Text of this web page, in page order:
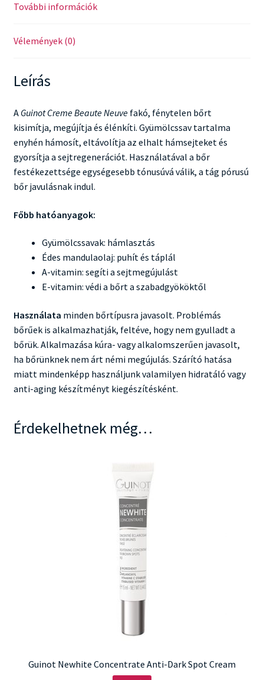
További információk
Vélemények (0)
Leírás
A Guinot Creme Beaute Neuvefakó, fénytelen bőrt
kisimítja, megújítja és élénkíti. Gyümölcssav tartalma
enyhén hámosít, eltávolítja az elhalt hámsejteket és
gyorsítja a sejtregenerációt. Használatával a bőr
festékezettsége egységesebb tónusúvá válik, a tág pórusú
bőr javulásnak indul.
Főbb hatóanyagok:
Gyümölcssavak: hámlasztás
Édes mandulaolaj: puhít és táplál
A-vitamin: segíti a sejtmegújulást
E-vitamin: védi a bőrt a szabadgyököktől
Használata minden bőrtípusra javasolt. Problémás
bőrűek is alkalmazhatják, feltéve, hogy nem gyulladt a
bőrük. Alkalmazása kúra- vagy alkalomszerűen javasolt,
ha bőrünknek nem árt némi megújulás. Szárító hatása
miatt mindenképp használjunk valamilyen hidratáló vagy
anti-aging készítményt kiegészítésként.
Érdekelhetnek még…
Guinot Newhite Concentrate Anti-Dark Spot Cream